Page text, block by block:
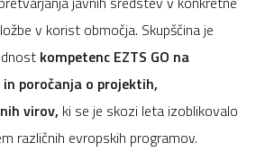
v korist območja. Skupščina je
kompetenc EZTS GO na
poročanja o projektih,
virov, ki se je skozi leta izoblikovalo
različnih evropskih programov.